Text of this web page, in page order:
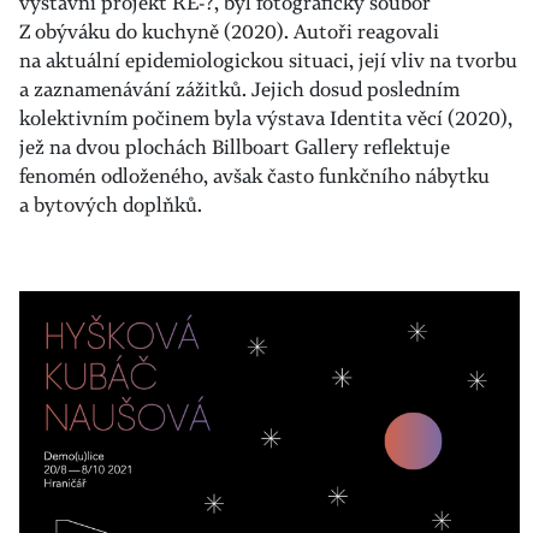
Z obýváku do kuchyně (2020). Autoři reagovali
na aktuální epidemiologickou situaci, její vliv na tvorbu
a zaznamenávání zážitků. Jejich dosud posledním
kolektivním počinem byla výstava Identita věcí (2020),
jež na dvou plochách Billboart Gallery reflektuje
fenomén odloženého, avšak často funkčního nábytku
a bytových doplňků.